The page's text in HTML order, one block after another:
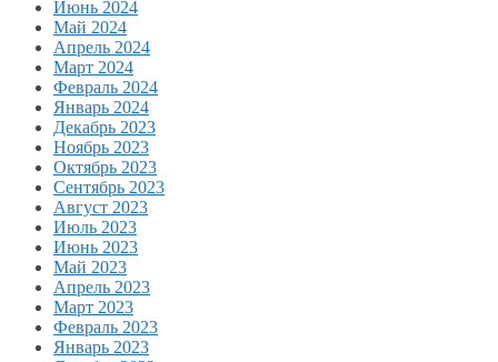
Июнь 2024
Май 2024
Апрель 2024
Март 2024
Февраль 2024
Январь 2024
Декабрь 2023
Ноябрь 2023
Октябрь 2023
Сентябрь 2023
Август 2023
Июль 2023
Июнь 2023
Май 2023
Апрель 2023
Март 2023
Февраль 2023
Январь 2023